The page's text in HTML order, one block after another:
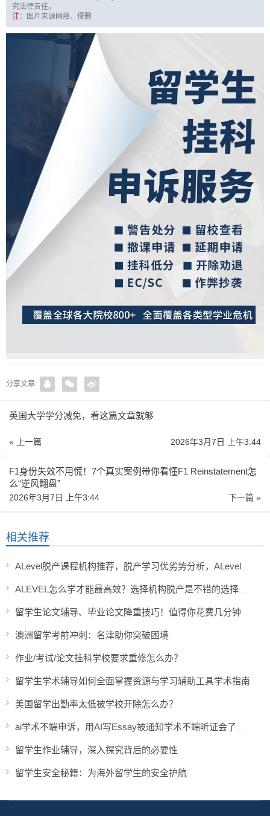
究法律责任。
注：图片来源网络，侵删
分享文章:
英国大学学分减免，看这篇文章就够
« 上一篇 2026年3月7日 上午3:44
F1身份失效不用慌！7个真实案例带你看懂F1 Reinstatement怎
么“逆风翻盘”
下一篇 »
2026年3月7日 上午3:44
相关推荐
ALevel脱产课程机构推荐，脱产学习优劣势分析，ALevel脱产常见问题总结！
ALEVEL怎么学才能最高效？选择机构脱产是不错的选择吗？学籍怎么办？大学承认吗？
留学生论文辅导、毕业论文降重技巧！值得你花费几分钟看看
澳洲留学考前冲刺：名津助你突破困境
作业/考试/论文挂科学校要求重修怎么办？
留学生学术辅导如何全面掌握资源与学习辅助工具学术指南
美国留学出勤率太低被学校开除怎么办？
ai学术不端申诉，用AI写Essay被通知学术不端听证会了怎么办？
留学生作业辅导，深入探究背后的必要性
留学生安全秘籍：为海外留学生的安全护航